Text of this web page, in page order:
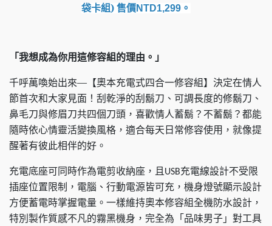
袋卡組) 售價NTD1,299 。
「我想成為你用這修容組的理由。」
千呼萬喚始出來—【奧本充電式四合一修容組】決定在情人
節首次和大家見面！刮乾淨的刮鬍刀、可調長度的修鬍刀、
鼻毛刀與修眉刀共四個刀頭，喜歡情人蓄鬍？不蓄鬍？都能
隨時依心情靈活變換風格，適合每天日常修容使用，就像提
醒著有彼此相伴的好。
充電底座可同時作為電剪收納座，且USB充電線設計不受限
插座位置限制，電腦、行動電源皆可充，機身燈號顯示設計
方便蓄電時掌握電量。一樣維持奧本修容組全機防水設計，
特別製作質感不凡的霧黑機身，完全為「品味男子」對工具